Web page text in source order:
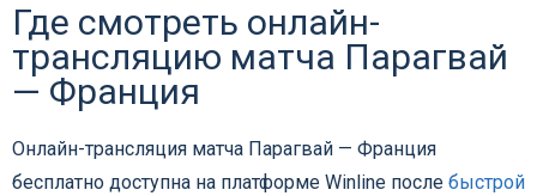
Где смотреть онлайн-
трансляцию матча Парагвай
— Франция
Онлайн-трансляция матча Парагвай — Франция
бесплатно доступна на платформе Winline после быстрой